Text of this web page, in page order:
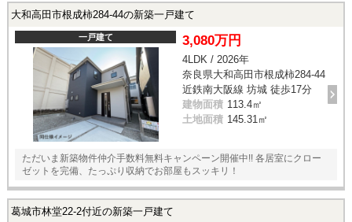
大和高田市根成柿284-44の新築一戸建て
一戸建て 3,080万円
4LDK / 2026年
奈良県大和高田市根成柿284-44
近鉄南大阪線 坊城 徒歩17分
建物面積 113.4㎡
土地面積 145.31㎡
ただいま新築物件仲介手数料無料キャンペーン開催中!! 各居室にクロー
ゼットを完備、たっぷり収納でお部屋もスッキリ！
葛城市林堂22-2付近の新築一戸建て